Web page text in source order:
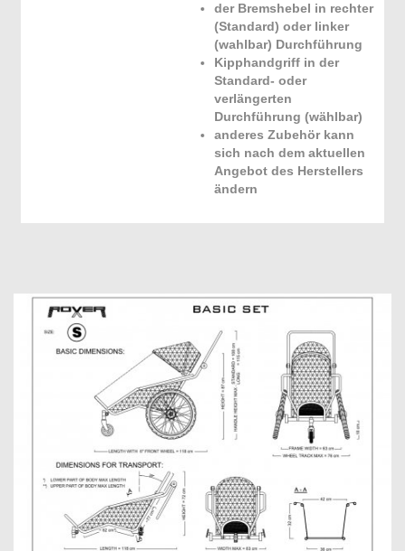
der Bremshebel in rechter
(Standard) oder linker
(wahlbar) Durchführung
Kipphandgriff in der
Standard- oder
verlängerten
Durchführung (wählbar)
anderes Zubehör kann
sich nach dem aktuellen
Angebot des Herstellers
ändern